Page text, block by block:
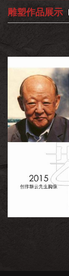
雕塑作品展示